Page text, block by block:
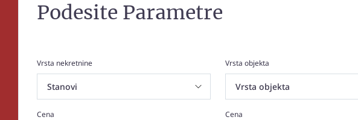
Podesite Parametre
Vrsta nekretnine Vrsta objekta
Cena Cena